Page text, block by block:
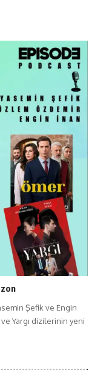
Şefik ve Engin
Yargı dizilerinin yeni